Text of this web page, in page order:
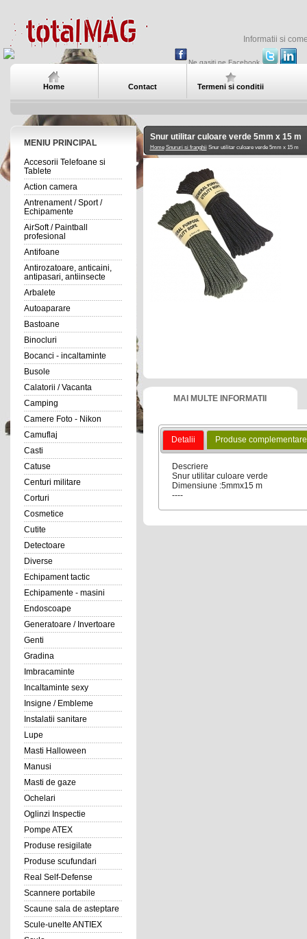
Informatii si
Ne gasiti pe Facebook
Home Contact Termeni si conditii
MENIU PRINCIPAL
Accesorii Telefoane si
Tablete
Action camera
Antrenament / Sport /
Echipamente
AirSoft / Paintball
profesional
Antifoane
Antirozatoare, anticaini,
antipasari, antiinsecte
Arbalete
Autoaparare
Bastoane
Binocluri
Bocanci - incaltaminte
Busole
Calatorii / Vacanta
Camping
Camere Foto - Nikon
Camuflaj
Casti
Catuse
Centuri militare
Corturi
Cosmetice
Cutite
Detectoare
Diverse
Echipament tactic
Echipamente - masini
Endoscoape
Generatoare / Invertoare
Genti
Gradina
Imbracaminte
Incaltaminte sexy
Insigne / Embleme
Instalatii sanitare
Lupe
Masti Halloween
Manusi
Masti de gaze
Ochelari
Oglinzi Inspectie
Pompe ATEX
Produse resigilate
Produse scufundari
Real Self-Defense
Scannere portabile
Scaune sala de asteptare
Scule-unelte ANTIEX
Snur utilitar culoare verde 5mm x 15 m
Home Snururi si franghiiSnur utilitar culoare verde 5mm x 15 m
MAI MULTE INFORMATII
Detalii Produse complementare
Descriere
Snur utilitar culoare verde
Dimensiune :5mmx15 m
----